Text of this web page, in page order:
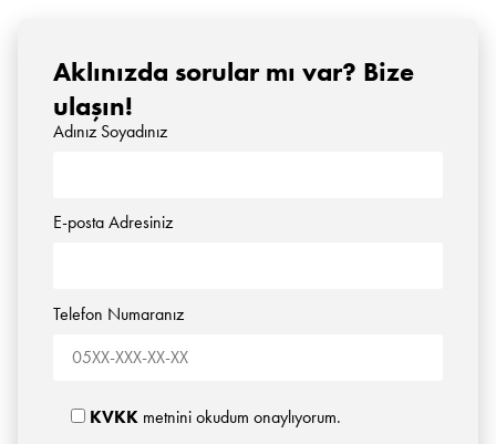
Aklınızda sorular mı var? Bize
ulaşın!
Adınız Soyadınız
E-posta Adresiniz
Telefon Numaranız
KVKK metnini okudum onaylıyorum.